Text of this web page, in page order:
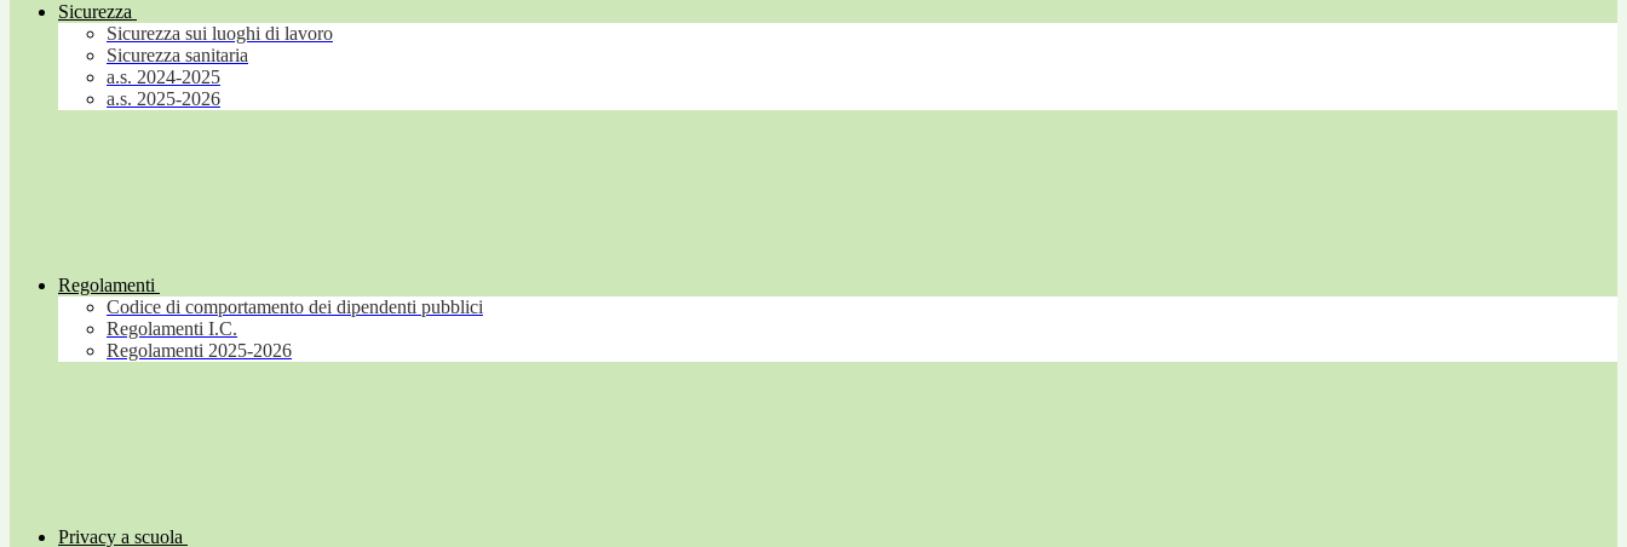
Sicurezza
Sicurezza sui luoghi di lavoro
Sicurezza sanitaria
a.s. 2024-2025
a.s. 2025-2026
Regolamenti
Codice di comportamento dei dipendenti pubblici
Regolamenti I.C.
Regolamenti 2025-2026
Privacy a scuola